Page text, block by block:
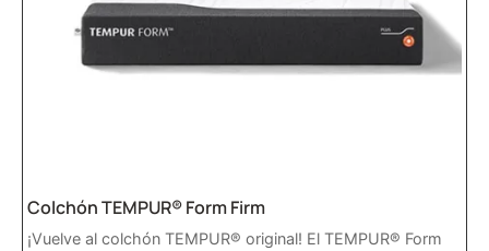
Colchón TEMPUR® Form Firm
¡Vuelve al colchón TEMPUR® original! El TEMPUR® Form